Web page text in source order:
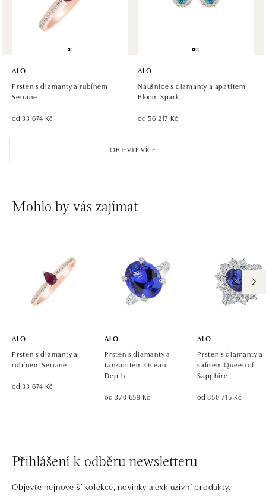
tel.: +420 773 585 559, +420 730 802 800
zítra otevřeno od 09:00
ALO diamonds Hilton, Košice
otevřeno v Pondělí od 09:00
Einsteinova 18, 851 01 Bratislava
ALO diamonds OC Avion, Bratislava
Ivanská cesta 16, 821 04 Bratislava
ALO diamonds OC Eurovea, Bratislava
Pribinova 8, 811 09 Bratislava
tel.: +421 917 090 700, +421 918 777 670
OBJEVTE VÍCE
ALO
Prsten s diamanty a rubínem
Seriane
od 33 674 Kč
ALO
Náušnice s diamanty a apatitem
Bloom Spark
od 56 217 Kč
Mohlo by vás zajímat
ALO
Prsten s diamanty a
rubínem Seriane
od 33 674 Kč
ALO
Prsten s diamanty a
tanzanitem Ocean
Depth
od 370 659 Kč
ALO
Prsten s diamanty a
safírem Queen of
Sapphire
od 850 715 Kč
Přihlášení k odběru newsletteru
Objevte nejnovější kolekce, novinky a exkluzivní produkty.